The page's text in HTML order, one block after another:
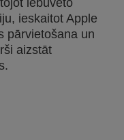
ieskaitot Apple
pārvietošana un
aizstāt